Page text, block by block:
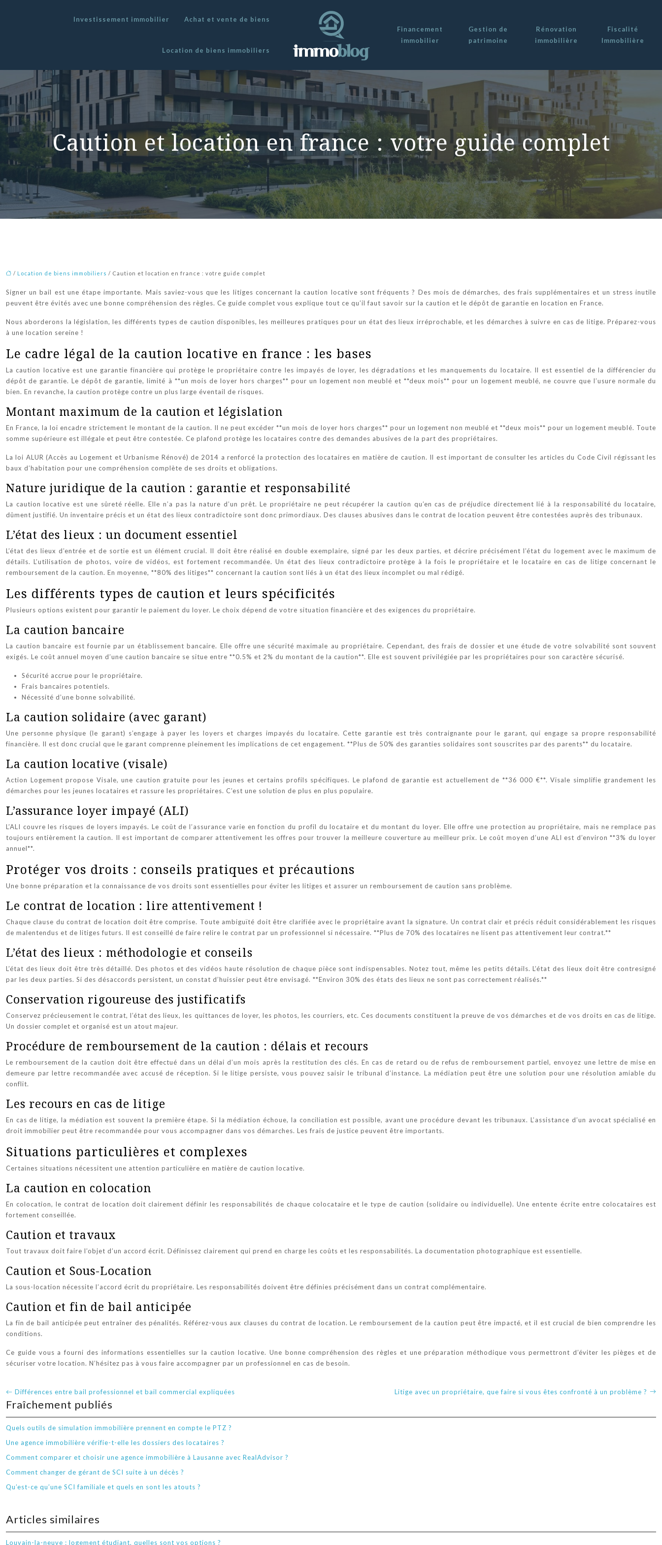
Achat et vente de biens
Investissement immobilier
Location de biens immobiliers
Financement
immobilier
Gestion de
patrimoine
Rénovation
immobilière
Fiscalité
Immobilière
Caution et location en france : votre guide complet
/ Location de biens immobiliers / Caution et location en france : votre guide complet
Signer un bail est une étape importante. Mais saviez-vous que les litiges concernant la caution locative sont fréquents ? Des mois de démarches, des frais supplémentaires et un stress inutile
peuvent être évités avec une bonne compréhension des règles. Ce guide complet vous explique tout ce qu’il faut savoir sur la caution et le dépôt de garantie en location en France.
Nous aborderons la législation, les différents types de caution disponibles, les meilleures pratiques pour un état des lieux irréprochable, et les démarches à suivre en cas de litige. Préparez-vous
à une location sereine !
Le cadre légal de la caution locative en france : les bases
La caution locative est une garantie financière qui protège le propriétaire contre les impayés de loyer, les dégradations et les manquements du locataire. Il est essentiel de la différencier du
dépôt de garantie. Le dépôt de garantie, limité à **un mois de loyer hors charges** pour un logement non meublé et **deux mois** pour un logement meublé, ne couvre que l’usure normale du
bien. En revanche, la caution protège contre un plus large éventail de risques.
Montant maximum de la caution et législation
En France, la loi encadre strictement le montant de la caution. Il ne peut excéder **un mois de loyer hors charges** pour un logement non meublé et **deux mois** pour un logement meublé. Toute
somme supérieure est illégale et peut être contestée. Ce plafond protège les locataires contre des demandes abusives de la part des propriétaires.
La loi ALUR (Accès au Logement et Urbanisme Rénové) de 2014 a renforcé la protection des locataires en matière de caution. Il est important de consulter les articles du Code Civil régissant les
baux d’habitation pour une compréhension complète de ses droits et obligations.
Nature juridique de la caution : garantie et responsabilité
La caution locative est une sûreté réelle. Elle n’a pas la nature d’un prêt. Le propriétaire ne peut récupérer la caution qu’en cas de préjudice directement lié à la responsabilité du locataire,
dûment justifié. Un inventaire précis et un état des lieux contradictoire sont donc primordiaux. Des clauses abusives dans le contrat de location peuvent être contestées auprès des tribunaux.
L’état des lieux : un document essentiel
L’état des lieux d’entrée et de sortie est un élément crucial. Il doit être réalisé en double exemplaire, signé par les deux parties, et décrire précisément l’état du logement avec le maximum de
détails. L’utilisation de photos, voire de vidéos, est fortement recommandée. Un état des lieux contradictoire protège à la fois le propriétaire et le locataire en cas de litige concernant le
remboursement de la caution. En moyenne, **80% des litiges** concernant la caution sont liés à un état des lieux incomplet ou mal rédigé.
Les différents types de caution et leurs spécificités
Plusieurs options existent pour garantir le paiement du loyer. Le choix dépend de votre situation financière et des exigences du propriétaire.
La caution bancaire
La caution bancaire est fournie par un établissement bancaire. Elle offre une sécurité maximale au propriétaire. Cependant, des frais de dossier et une étude de votre solvabilité sont souvent
exigés. Le coût annuel moyen d’une caution bancaire se situe entre **0.5% et 2% du montant de la caution**. Elle est souvent privilégiée par les propriétaires pour son caractère sécurisé.
Sécurité accrue pour le propriétaire.
Frais bancaires potentiels.
Nécessité d’une bonne solvabilité.
La caution solidaire (avec garant)
Une personne physique (le garant) s’engage à payer les loyers et charges impayés du locataire. Cette garantie est très contraignante pour le garant, qui engage sa propre responsabilité
financière. Il est donc crucial que le garant comprenne pleinement les implications de cet engagement. **Plus de 50% des garanties solidaires sont souscrites par des parents** du locataire.
La caution locative (visale)
Action Logement propose Visale, une caution gratuite pour les jeunes et certains profils spécifiques. Le plafond de garantie est actuellement de **36 000 €**. Visale simplifie grandement les
démarches pour les jeunes locataires et rassure les propriétaires. C’est une solution de plus en plus populaire.
L’assurance loyer impayé (ALI)
L’ALI couvre les risques de loyers impayés. Le coût de l’assurance varie en fonction du profil du locataire et du montant du loyer. Elle offre une protection au propriétaire, mais ne remplace pas
toujours entièrement la caution. Il est important de comparer attentivement les offres pour trouver la meilleure couverture au meilleur prix. Le coût moyen d’une ALI est d’environ **3% du loyer
annuel**.
Protéger vos droits : conseils pratiques et précautions
Une bonne préparation et la connaissance de vos droits sont essentielles pour éviter les litiges et assurer un remboursement de caution sans problème.
Le contrat de location : lire attentivement !
Chaque clause du contrat de location doit être comprise. Toute ambiguïté doit être clarifiée avec le propriétaire avant la signature. Un contrat clair et précis réduit considérablement les risques
de malentendus et de litiges futurs. Il est conseillé de faire relire le contrat par un professionnel si nécessaire. **Plus de 70% des locataires ne lisent pas attentivement leur contrat.**
L’état des lieux : méthodologie et conseils
L’état des lieux doit être très détaillé. Des photos et des vidéos haute résolution de chaque pièce sont indispensables. Notez tout, même les petits détails. L’état des lieux doit être contresigné
par les deux parties. Si des désaccords persistent, un constat d’huissier peut être envisagé. **Environ 30% des états des lieux ne sont pas correctement réalisés.**
Conservation rigoureuse des justificatifs
Conservez précieusement le contrat, l’état des lieux, les quittances de loyer, les photos, les courriers, etc. Ces documents constituent la preuve de vos démarches et de vos droits en cas de litige.
Un dossier complet et organisé est un atout majeur.
Procédure de remboursement de la caution : délais et recours
Le remboursement de la caution doit être effectué dans un délai d’un mois après la restitution des clés. En cas de retard ou de refus de remboursement partiel, envoyez une lettre de mise en
demeure par lettre recommandée avec accusé de réception. Si le litige persiste, vous pouvez saisir le tribunal d’instance. La médiation peut être une solution pour une résolution amiable du
conflit.
Les recours en cas de litige
En cas de litige, la médiation est souvent la première étape. Si la médiation échoue, la conciliation est possible, avant une procédure devant les tribunaux. L’assistance d’un avocat spécialisé en
droit immobilier peut être recommandée pour vous accompagner dans vos démarches. Les frais de justice peuvent être importants.
Situations particulières et complexes
Certaines situations nécessitent une attention particulière en matière de caution locative.
La caution en colocation
En colocation, le contrat de location doit clairement définir les responsabilités de chaque colocataire et le type de caution (solidaire ou individuelle). Une entente écrite entre colocataires est
fortement conseillée.
Caution et travaux
Tout travaux doit faire l’objet d’un accord écrit. Définissez clairement qui prend en charge les coûts et les responsabilités. La documentation photographique est essentielle.
Caution et Sous-Location
La sous-location nécessite l’accord écrit du propriétaire. Les responsabilités doivent être définies précisément dans un contrat complémentaire.
Caution et fin de bail anticipée
La fin de bail anticipée peut entraîner des pénalités. Référez-vous aux clauses du contrat de location. Le remboursement de la caution peut être impacté, et il est crucial de bien comprendre les
conditions.
Ce guide vous a fourni des informations essentielles sur la caution locative. Une bonne compréhension des règles et une préparation méthodique vous permettront d’éviter les pièges et de
sécuriser votre location. N’hésitez pas à vous faire accompagner par un professionnel en cas de besoin.
Différences entre bail professionnel et bail commercial expliquées Litige avec un propriétaire, que faire si vous êtes confronté à un problème ?
Fraîchement publiés
Quels outils de simulation immobilière prennent en compte le PTZ ?
Une agence immobilière vérifie-t-elle les dossiers des locataires ?
Comment comparer et choisir une agence immobilière à Lausanne avec RealAdvisor ?
Comment changer de gérant de SCI suite à un décès ?
Qu’est-ce qu’une SCI familiale et quels en sont les atouts ?
Articles similaires
Louvain-la-neuve : logement étudiant, quelles sont vos options ?